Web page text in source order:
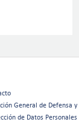
General de Defensa
de Datos Personales